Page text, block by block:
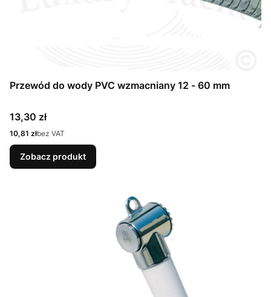
Przewód do wody PVC wzmacniany 12 - 60 mm
Cena
13,30 zł
Cena
10,81 złbez VAT
Zobacz produkt